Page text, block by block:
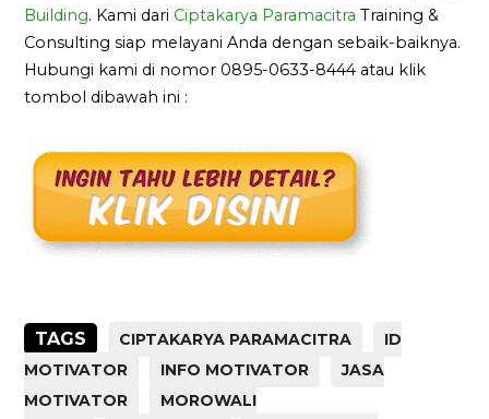
Building. Kami dari Ciptakarya Paramacitra Training &
Consulting siap melayani Anda dengan sebaik-baiknya.
Hubungi kami di nomor 0895-0633-8444 atau klik
tombol dibawah ini :
TAGS CIPTAKARYA PARAMACITRA
ID
MOTIVATOR
INFO MOTIVATOR
JASA
MOTIVATOR
MOROWALI